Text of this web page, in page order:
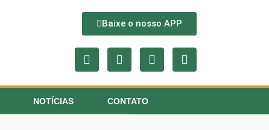
Baixe o nosso APP
NOTÍCIAS CONTATO